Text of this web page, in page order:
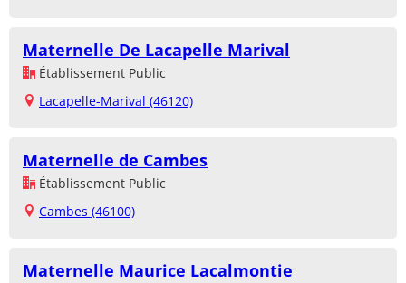
Maternelle De Lacapelle Marival
Établissement Public
Lacapelle-Marival (46120)
Maternelle de Cambes
Établissement Public
Cambes (46100)
Maternelle Maurice Lacalmontie